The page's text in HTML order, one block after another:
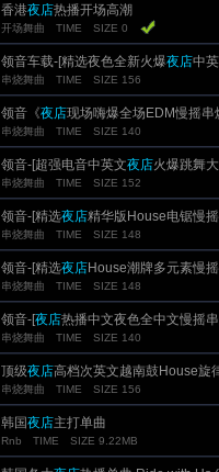
香港夜店热播开场高潮
开场舞曲 TIME SIZE 0
领音车载-[精选夜色全新火爆夜店中
串烧舞曲 TIME SIZE 156
领音《夜店现场嗨爆全场EDM慢摇串
串烧舞曲 TIME SIZE 140
领音-[超强电音中英文夜店火爆跳舞
串烧舞曲 TIME SIZE 152
领音-[精选夜店精华版House电锯慢
串烧舞曲 TIME SIZE 148
领音-[精选夜店House潮牌多元素慢
串烧舞曲 TIME SIZE 148
领音-[夜店热播中文夜色全中文慢摇
串烧舞曲 TIME SIZE 140
顶级夜店高档次英文越南鼓House旋
串烧舞曲 TIME SIZE 156
韩国夜店主打单曲
Rnb TIME SIZE 9.22MB